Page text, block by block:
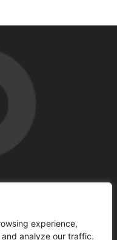
experience,
analyze our traffic.